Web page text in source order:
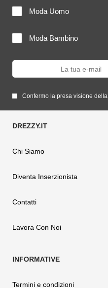
Moda Uomo
Moda Bambino
Confermo la presa visione della
Chi Siamo
Diventa Inserzionista
Contatti
Lavora Con Noi
Termini e condizioni